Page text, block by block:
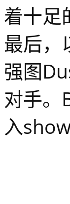
着十足
最后，
强图
对手。
入